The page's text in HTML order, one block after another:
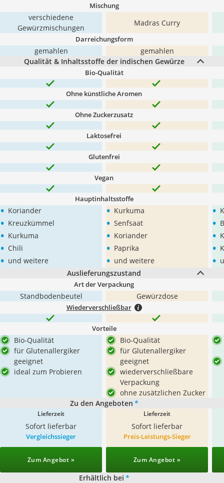
Mischung
verschiedene
Gewürzmischungen
Madras Curry
Darreichungsform
gemahlen
gemahlen
Qualität & Inhaltsstoffe der indischen Gewürze
Bio-Qualität
Ohne künstliche Aromen
Ohne Zuckerzusatz
Laktosefrei
Glutenfrei
Vegan
Hauptinhaltsstoffe
• Koriander
• Kreuzkümmel
• Kurkuma
• Chili
• und weitere
• Kurkuma
• Senfsaat
• Koriander
• Paprika
• und weitere
•
•
•
•
•
Auslieferungszustand
Art der Verpackung
Standbodenbeutel Gewürzdose
Wiederverschließbar
Vorteile
Bio-Qualität
für Glutenallergiker
geeignet
ideal zum Probieren
Bio-Qualität
für Glutenallergiker
geeignet
wiederverschließbare
Verpackung
ohne zusätzlichen Zucker
Zu den Angeboten *
Lieferzeit
Sofort lieferbar
Lieferzeit
Sofort lieferbar
Vergleichssieger
Zum Angebot »
Preis-Leistungs-Sieger
Zum Angebot »
Erhältlich bei *